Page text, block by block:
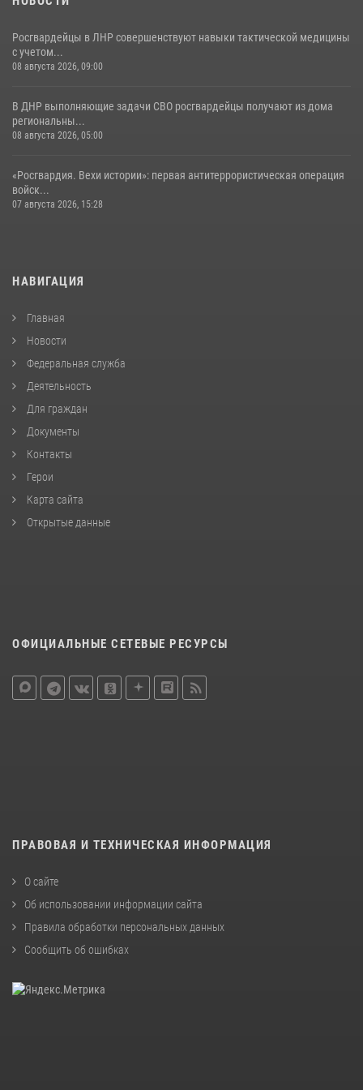
Росгвардейцы в ЛНР совершенствуют навыки тактической медицины
с учетом...
08 августа 2026, 09:00
В ДНР выполняющие задачи СВО росгвардейцы получают из дома
региональны...
08 августа 2026, 05:00
«Росгвардия. Вехи истории»: первая антитеррористическая операция
войск...
07 августа 2026, 15:28
НАВИГАЦИЯ
Главная
Новости
Федеральная служба
Деятельность
Для граждан
Документы
Контакты
Герои
Карта сайта
Открытые данные
ОФИЦИАЛЬНЫЕ СЕТЕВЫЕ РЕСУРСЫ
ПРАВОВАЯ И ТЕХНИЧЕСКАЯ ИНФОРМАЦИЯ
О сайте
Об использовании информации сайта
Правила обработки персональных данных
Сообщить об ошибках